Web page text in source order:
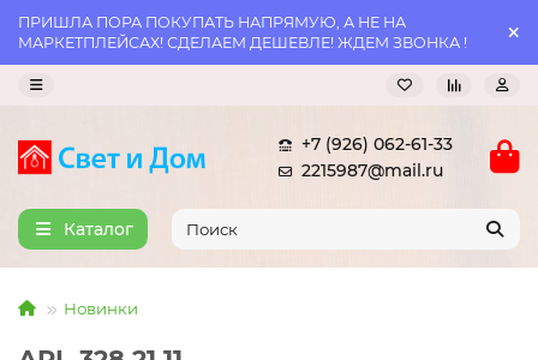
ПРИШЛА ПОРА ПОКУПАТЬ НАПРЯМУЮ, А НЕ НА
МАРКЕТПЛЕЙСАХ! СДЕЛАЕМ ДЕШЕВЛЕ! ЖДЕМ ЗВОНКА !
+7 (926) 062-61-33
2215987@mail.ru
Каталог
Новинки